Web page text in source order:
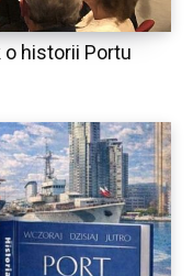
historii Portu